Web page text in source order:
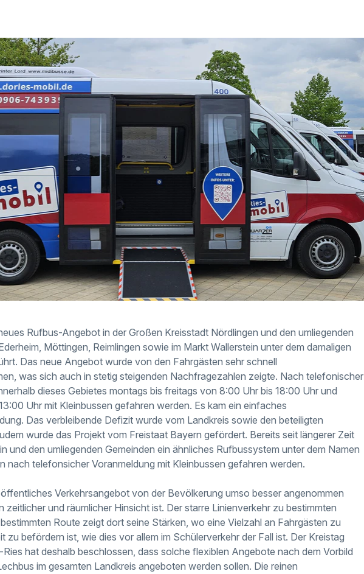
Rufbus-Angebot in der Großen Kreisstadt Nördlingen und den umliegenden
Möttingen, Reimlingen sowie im Markt Wallerstein unter dem damaligen
Das neue Angebot wurde von den Fahrgästen sehr schnell
was sich auch in stetig steigenden Nachfragezahlen zeigte. Nach telefonischer
dieses Gebietes montags bis freitags von 8:00 Uhr bis 18:00 Uhr und
Uhr mit Kleinbussen gefahren werden. Es kam ein einfaches
Das verbleibende Defizit wurde vom Landkreis sowie den beteiligten
wurde das Projekt vom Freistaat Bayern gefördert. Bereits seit längerer Zeit
und den umliegenden Gemeinden ein ähnliches Rufbussystem unter dem Namen
nach telefonsicher Voranmeldung mit Kleinbussen gefahren werden.
Verkehrsangebot von der Bevölkerung umso besser angenommen
zeitlicher und räumlicher Hinsicht ist. Der starre Linienverkehr zu bestimmten
Route zeigt dort seine Stärken, wo eine Vielzahl an Fahrgästen zu
zu befördern ist, wie dies vor allem im Schülerverkehr der Fall ist. Der Kreistag
hat deshalb beschlossen, dass solche flexiblen Angebote nach dem Vorbild
im gesamten Landkreis angeboten werden sollen. Die reinen